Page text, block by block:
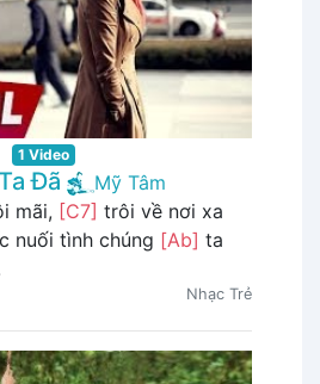
1 Video
Đã
Mỹ Tâm
mãi, [C7] trôi về nơi xa
nuối tình chúng [Ab] ta
Nhạc Trẻ